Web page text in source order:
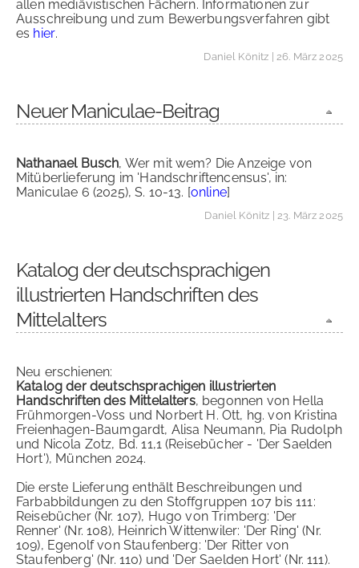
allen mediävistischen Fächern. Informationen zur
Ausschreibung und zum Bewerbungsverfahren gibt
es hier.
Daniel Könitz | 26. März 2025
Neuer Maniculae-Beitrag
Nathanael Busch, Wer mit wem? Die Anzeige von
Mitüberlieferung im 'Handschriftencensus', in:
Maniculae 6 (2025), S. 10-13. [online]
Daniel Könitz | 23. März 2025
Katalog der deutschsprachigen
illustrierten Handschriften des
Mittelalters
Neu erschienen:
Katalog der deutschsprachigen illustrierten
Handschriften des Mittelalters, begonnen von Hella
Frühmorgen-Voss und Norbert H. Ott, hg. von Kristina
Freienhagen-Baumgardt, Alisa Neumann, Pia Rudolph
und Nicola Zotz, Bd. 11,1 (Reisebücher - 'Der Saelden
Hort'), München 2024.
Die erste Lieferung enthält Beschreibungen und
Farbabbildungen zu den Stoffgruppen 107 bis 111:
Reisebücher (Nr. 107), Hugo von Trimberg: 'Der
Renner' (Nr. 108), Heinrich Wittenwiler: 'Der Ring' (Nr.
109), Egenolf von Staufenberg: 'Der Ritter von
Staufenberg' (Nr. 110) und 'Der Saelden Hort' (Nr. 111).